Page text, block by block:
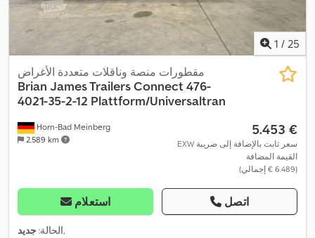
1 / 25
Horn-Bad Meinberg
2.589 km
مقطورات منصة وناقلات متعددة الأغراض
Brian James TrailersConnect 476-
4021-35-2-12 Plattform/Universaltran
‏5.453 €
EXW سعر ثابت بالإضافة إلى ضريبة
القيمة المضافة
(‏6.489 € إجمالي)
استعلام اتصل
الحالة:جديد ,